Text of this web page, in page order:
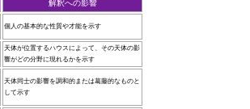
解釈への影響
個人の基本的な性質や才能を示す
天体が位置するハウスによって、その天体の影
響がどの分野に現れるかを示す
天体同士の影響を調和的または葛藤的なものと
して示す